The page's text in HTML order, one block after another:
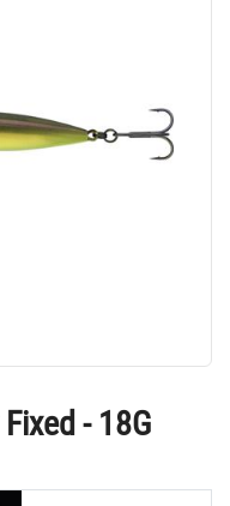
- 18G